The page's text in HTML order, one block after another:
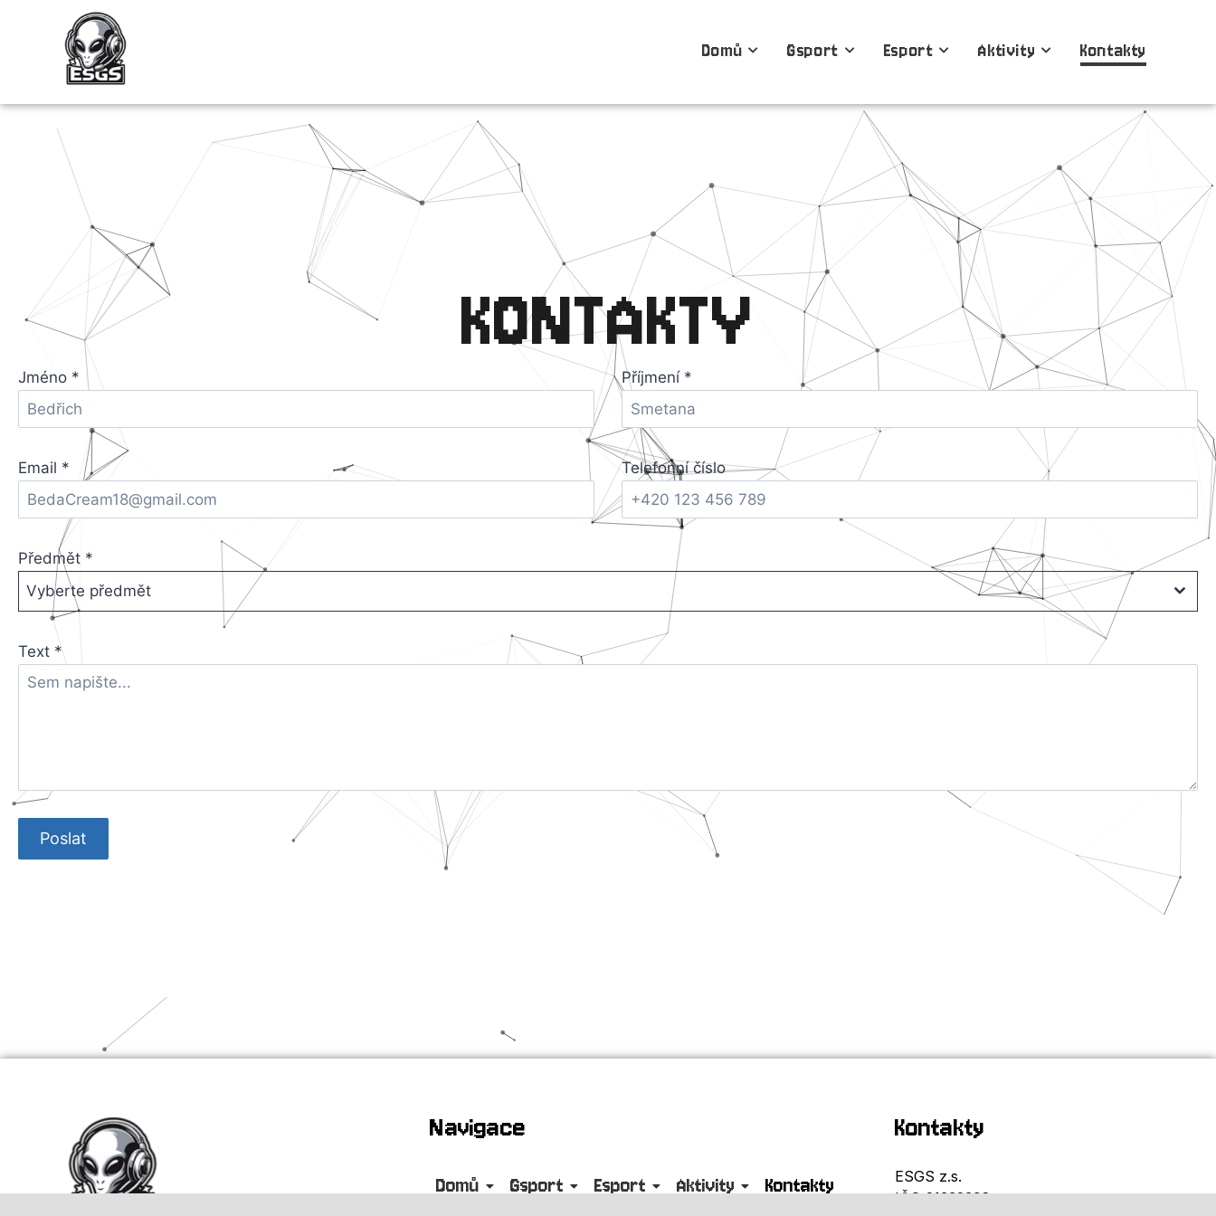
Domů Gsport Esport Aktivity Kontakty
KONTAKTY
Jméno * Příjmení *
Email * Telefonní číslo
Předmět *
Vyberte předmět
Text *
Poslat
Navigace
Domů Gsport Esport Aktivity Kontakty
Kontakty
ESGS z.s.
IČO 21332398